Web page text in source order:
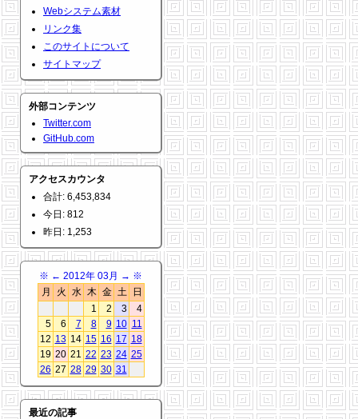
Webシステム素材
リンク集
このサイトについて
サイトマップ
外部コンテンツ
Twitter.com
GitHub.com
アクセスカウンタ
合計: 6,453,834
今日: 812
昨日: 1,253
※ ← 2012年 03月 → ※
月
火 水 木 金 土
日
1
2 3
4
5
6 7 8 9 10 11
12 13 14 15 16 17 18
19 20 21 22 23 24 25
26 27 28 29 30 31
最近の記事